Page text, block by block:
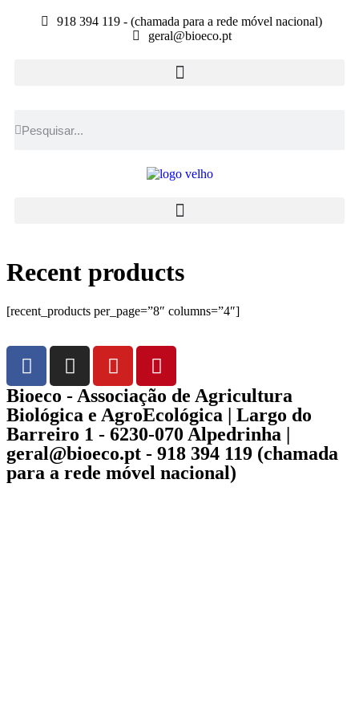
918 394 119 - (chamada para a rede móvel nacional)
geral@bioeco.pt
Recent products
[recent_products per_page=”8″ columns=”4″]
Bioeco - Associação de Agricultura
Biológica e AgroEcológica | Largo do
Barreiro 1 - 6230-070 Alpedrinha |
geral@bioeco.pt - 918 394 119 (chamada
para a rede móvel nacional)